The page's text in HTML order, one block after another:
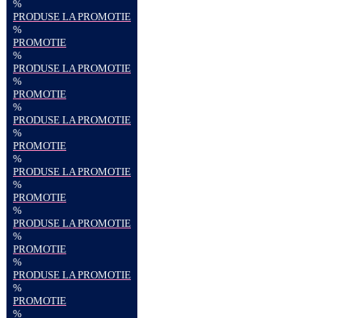
%
PRODUSE LA PROMOTIE
%
PROMOTIE
%
PRODUSE LA PROMOTIE
%
PROMOTIE
%
PRODUSE LA PROMOTIE
%
PROMOTIE
%
PRODUSE LA PROMOTIE
%
PROMOTIE
%
PRODUSE LA PROMOTIE
%
PROMOTIE
%
PRODUSE LA PROMOTIE
%
PROMOTIE
%